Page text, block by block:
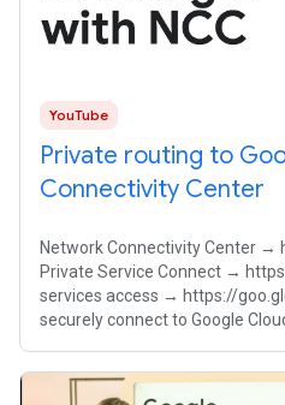
YouTube
Private routing to
Connectivity Center
Network Connectivity Center →
Private Service Connect →
services access → https://
securely connect to Google